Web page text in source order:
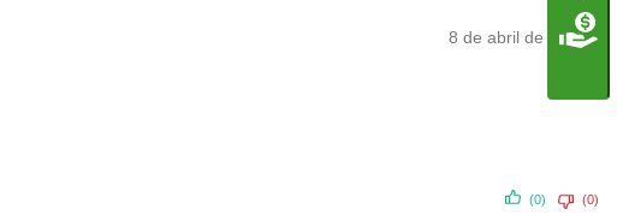
8 de abril de 2024
(0) (0)